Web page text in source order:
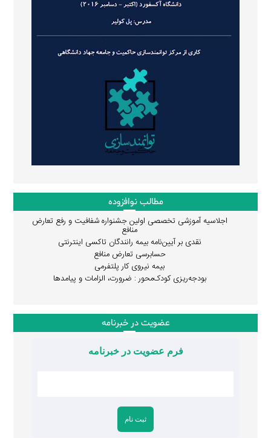
مطالب نوافزوده
اجلاسیه آموزشی تخصصی اولین جشنواره شفافیت و رفع تعارض
منافع
نقدی بر آیین‌نامه بیمه رانندگان تاکسی اینترنتی
حسابرسی تعارض منافع
بیمه نیروی کار پلتفرمی
بودجه‌ریزی کودک‌محور : ضرورت، الزامات و پیامدها
عضویت در خبرنامه
فرم عضویت در خبرنامه